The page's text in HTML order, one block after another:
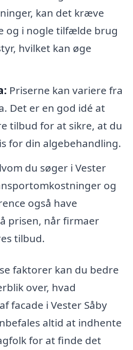
kan det kræve
og i nogle tilfælde brug
hvilket kan øge
Priserne kan variere fra
Det er en god idé at
tilbud for at sikre, at du
for din algebehandling.
du søger i Vester
og
også have
prisen, når firmaer
tilbud.
faktorer kan du bedre
over, hvad
facade i Vester Såby
altid at indhente
for at finde det